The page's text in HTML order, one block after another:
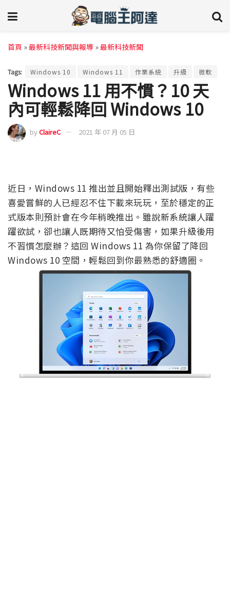
首頁 »最新科技新聞與報導 »最新科技新聞
Tags: Windows 10 Windows 11 作業系統 升級 微軟
Windows 11 用不慣？10 天
內可輕鬆降回 Windows 10
byClaireC 2021 年 07 月 05 日
近日，Windows 11 推出並且開始釋出測試版，有些
喜愛嘗鮮的人已經忍不住下載來玩玩，至於穩定的正
式版本則預計會在今年稍晚推出。雖說新系統讓人躍
躍欲試，卻也讓人既期待又怕受傷害，如果升級後用
不習慣怎麼辦？這回 Windows 11 為你保留了降回
Windows 10 空間，輕鬆回到你最熟悉的舒適圈。